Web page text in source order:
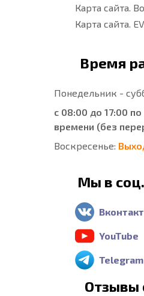
Карта сайта.
Карта сайта.
Время
Понедельник -
с 08:00 до 17:00
времени (без
Воскресенье:
Мы в
YouTube
Telegram
Отзывы